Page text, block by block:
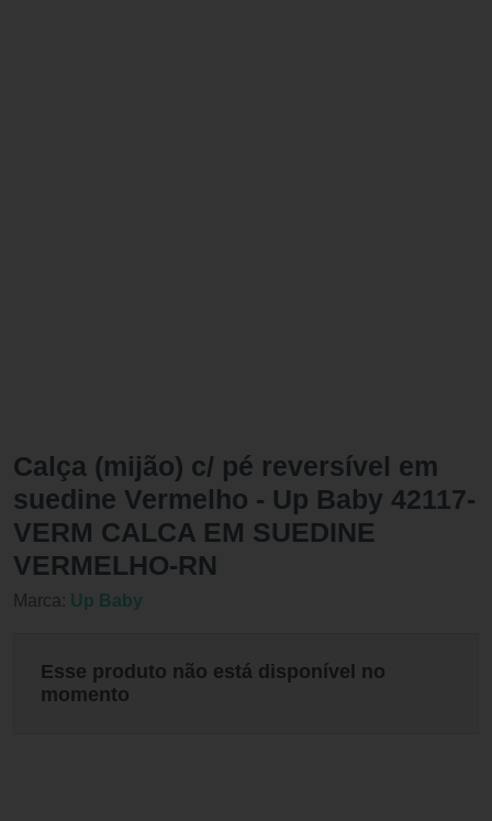
Calça (mijão) c/ pé reversível em
suedine Vermelho - Up Baby 42117-
VERM CALCA EM SUEDINE
VERMELHO-RN
Marca: Up Baby
Esse produto não está disponível no
momento